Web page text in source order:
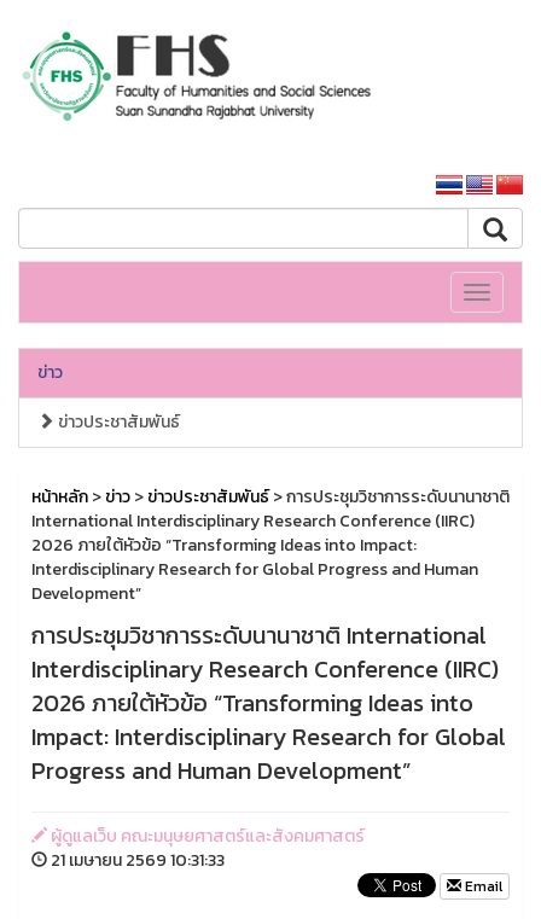
Toggle
ข่าว
ข่าวประชาสัมพันธ์
หน้าหลัก>ข่าว>ข่าวประชาสัมพันธ์> การประชุมวิชาการระดับนานาชาติ
International Interdisciplinary Research Conference (IIRC)
2026 ภายใต้หัวข้อ “Transforming Ideas into Impact:
Interdisciplinary Research for Global Progress and Human
Development”
การประชุมวิชาการระดับนานาชาติ International
Interdisciplinary Research Conference (IIRC)
2026 ภายใต้หัวข้อ “Transforming Ideas into
Impact: Interdisciplinary Research for Global
Progress and Human Development”
ผู้ดูแลเว็บ คณะมนุษยศาสตร์และสังคมศาสตร์
21 เมษายน 2569 10:31:33
Email